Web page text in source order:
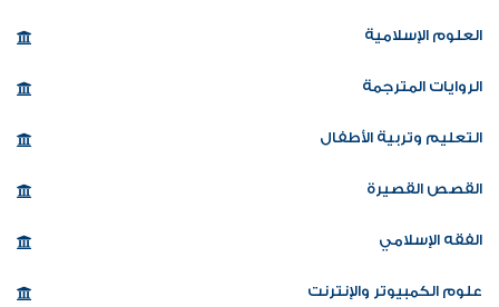
العلوم الإسلامية
الروايات المترجمة
التعليم وتربية الأطفال
القصص القصيرة
الفقه الإسلامي
علوم الكمبيوتر والإنترنت